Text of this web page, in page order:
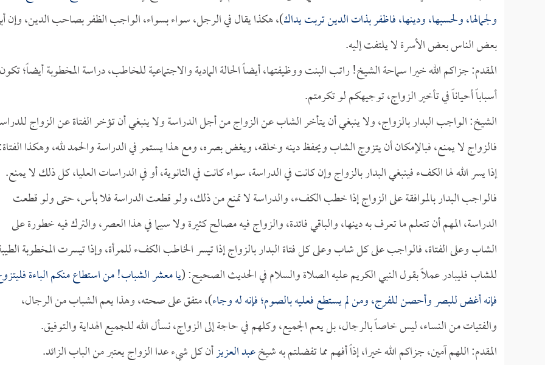
ولجمالها، ولحسبها، ودينها، فاظفر بذات الدين تربت يداك)، هكذا يقال في الرجل، سواء بسواء، الواجب الظفر بصاحب الدين، وإن
بعض الناس بعض الأسرة لا يلتفت إليه.
المقدم: جزاكم الله خيرا سماحة الشيخ! راتب البنت ووظيفتها، أيضاً الحالة المادية والاجتماعية للخاطب، دراسة المخطوبة أيضاً؛
أسباباً أحياناً في تأخير الزواج، توجيهكم لو تكرمتم.
الشيخ: الواجب البدار بالزواج، ولا ينبغي أن يتأخر الشاب عن الزواج من أجل الدراسة ولا ينبغي أن تؤخر الفتاة عن الزواج
فالزواج لا يمنع، فبالإمكان أن يتزوج الشاب ويحفظ دينه وخلقه، ويغض بصره، ومع هذا يستمر في الدراسة والحمد لله، وهكذا
إذا يسر الله لها الكفء فينبغي البدار بالزواج وإن كانت في الدراسة، سواء كانت في الثانوية، أو في الدراسات العليا، كل ذلك لا يمنع.
فالواجب البدار بالموافقة على الزواج إذا خطب الكفء، والدراسة لا تمنع من ذلك، ولو قطعت الدراسة فلا بأس، حتى ولو قطعت
الدراسة، المهم أن تتعلم ما تعرف به دينها، والباقي فائدة، والزواج فيه مصالح كثيرة ولا سيما في هذا العصر، والترك فيه خطورة على
الشاب وعلى الفتاة، فالواجب على كل شاب وعلى كل فتاة البدار بالزواج إذا تيسر الخاطب الكفء للمرأة، وإذا تيسرت المخطوبة
للشاب فليبادر عملاً بقول النبي الكريم عليه الصلاة والسلام في الحديث الصحيح: (يا معشر الشباب! من استطاع منكم الباءة
فإنه أغض للبصر وأحصن للفرج، ومن لم يستطع فعليه بالصوم؛ فإنه له وجاء)، متفق على صحته، وهذا يعم الشباب من الرجال،
والفتيات من النساء، ليس خاصاً بالرجال، بل يعم الجميع، وكلهم في حاجة إلى الزواج، نسأل الله للجميع الهداية والتوفيق.
المقدم: اللهم آمين، جزاكم الله خيرا، إذاً أفهم مما تفضلتم به شيخعبد العزيزأن كل شيء عدا الزواج يعتبر من الباب الزائد.